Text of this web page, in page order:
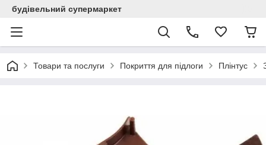
будівельний супермаркет
Товари та послуги Покриття для підлоги Плінтус